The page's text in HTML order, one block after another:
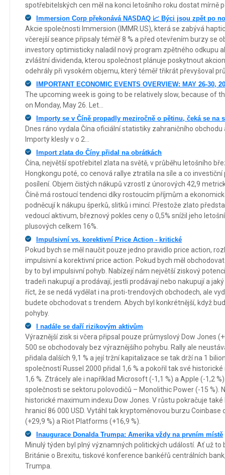
spotřebitelských cen měl na konci letošního roku dostat mírně
Immersion Corp překonává NASDAQ 📈 Býci jsou zpět po
Akcie společnosti Immersion (IMMR.US), která se zabývá
včerejší seance připsaly téměř 8 % a před otevřením burzy se
investory optimisticky naladil nový program zpětného odkupu
zvláštní dividenda, kterou společnost plánuje poskytnout
odehrály při vysokém objemu, který téměř třikrát převyšoval
IMPORTANT ECONOMIC EVENTS OVERVIEW: MAY 26-30,
The upcoming week is going to be relatively slow, because of
on Monday, May 26. Let...
Importy se v Číně propadly meziročně o pětinu, čeká se na
Dnes ráno vydala Čína oficiální statistiky zahraničního
Importy klesly v o 2...
Import zlata do Číny přidal na obrátkách
Čína, největší spotřebitel zlata na světě, v průběhu letošního
Hongkongu poté, co cenová rallye ztratila na síle a co
posílení. Objem čistých nákupů vzrostl z únorových 42,9
Číně má rostoucí tendenci díky rostoucím příjmům a
podněcují k nákupu šperků, slitků i mincí. Přestože zlato
vedoucí aktivum, březnový pokles ceny o 0,5% snížil jeho
plusových celkem 16%.
Impulsivní vs. korektivní Price Action - kritické
Pokud bych se měl naučit pouze jedno pravidlo price action,
impulsivní a korektivní price action. Pokud bych měl
by to byl impulsivní pohyb. Nabízejí nám největší ziskový
tradeři nakupují a prodávají, jestli prodávají nebo nakupují a
říct, že se nedá vydělat i na proti-trendových obchodech, ale
budete obchodovat s trendem. Abych byl konkrétnější, když
pohyby.
I nadále se daří rizikovým aktivům
Výraznější zisk si včera připsal pouze průmyslový Dow Jones
500 se obchodovaly bez výraznějšího pohybu. Rally ale
přidala dalších 9,1 % a její tržní kapitalizace se tak drží na 1
společností Russel 2000 přidal 1,6 % a pokořil tak své
1,6 %. Ztrácely ale i například Microsoft (-1,1 %) a Apple (-1,2
společnosti se sektoru polovodičů – Monolithic Power (-15 %).
historické maximum indexu Dow Jones. V růstu pokračuje
hranicí 86 000 USD. Vytáhl tak kryptoměnovou burzu Coinbase
(+29,9 %) a Riot Platforms (+16,9 %).
Inaugurace Donalda Trumpa: Amerika vždy na prvním místě
Minulý týden byl plný významných politických událostí. Ať už to
Británie o Brexitu, tiskové konference bankéřů centrálních
Trumpa.